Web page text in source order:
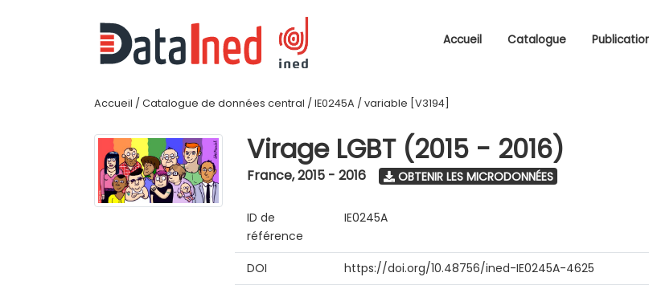
Accueil Catalogue
Accueil / Catalogue de données central / IE0245A / variable [V3194]
Virage LGBT (2015 - 2016)
France,2015 - 2016 OBTENIR LES MICRODONNÉES
ID de
référence
IE0245A
DOI
https://doi.org/10.48756/ined-IE0245A-4625